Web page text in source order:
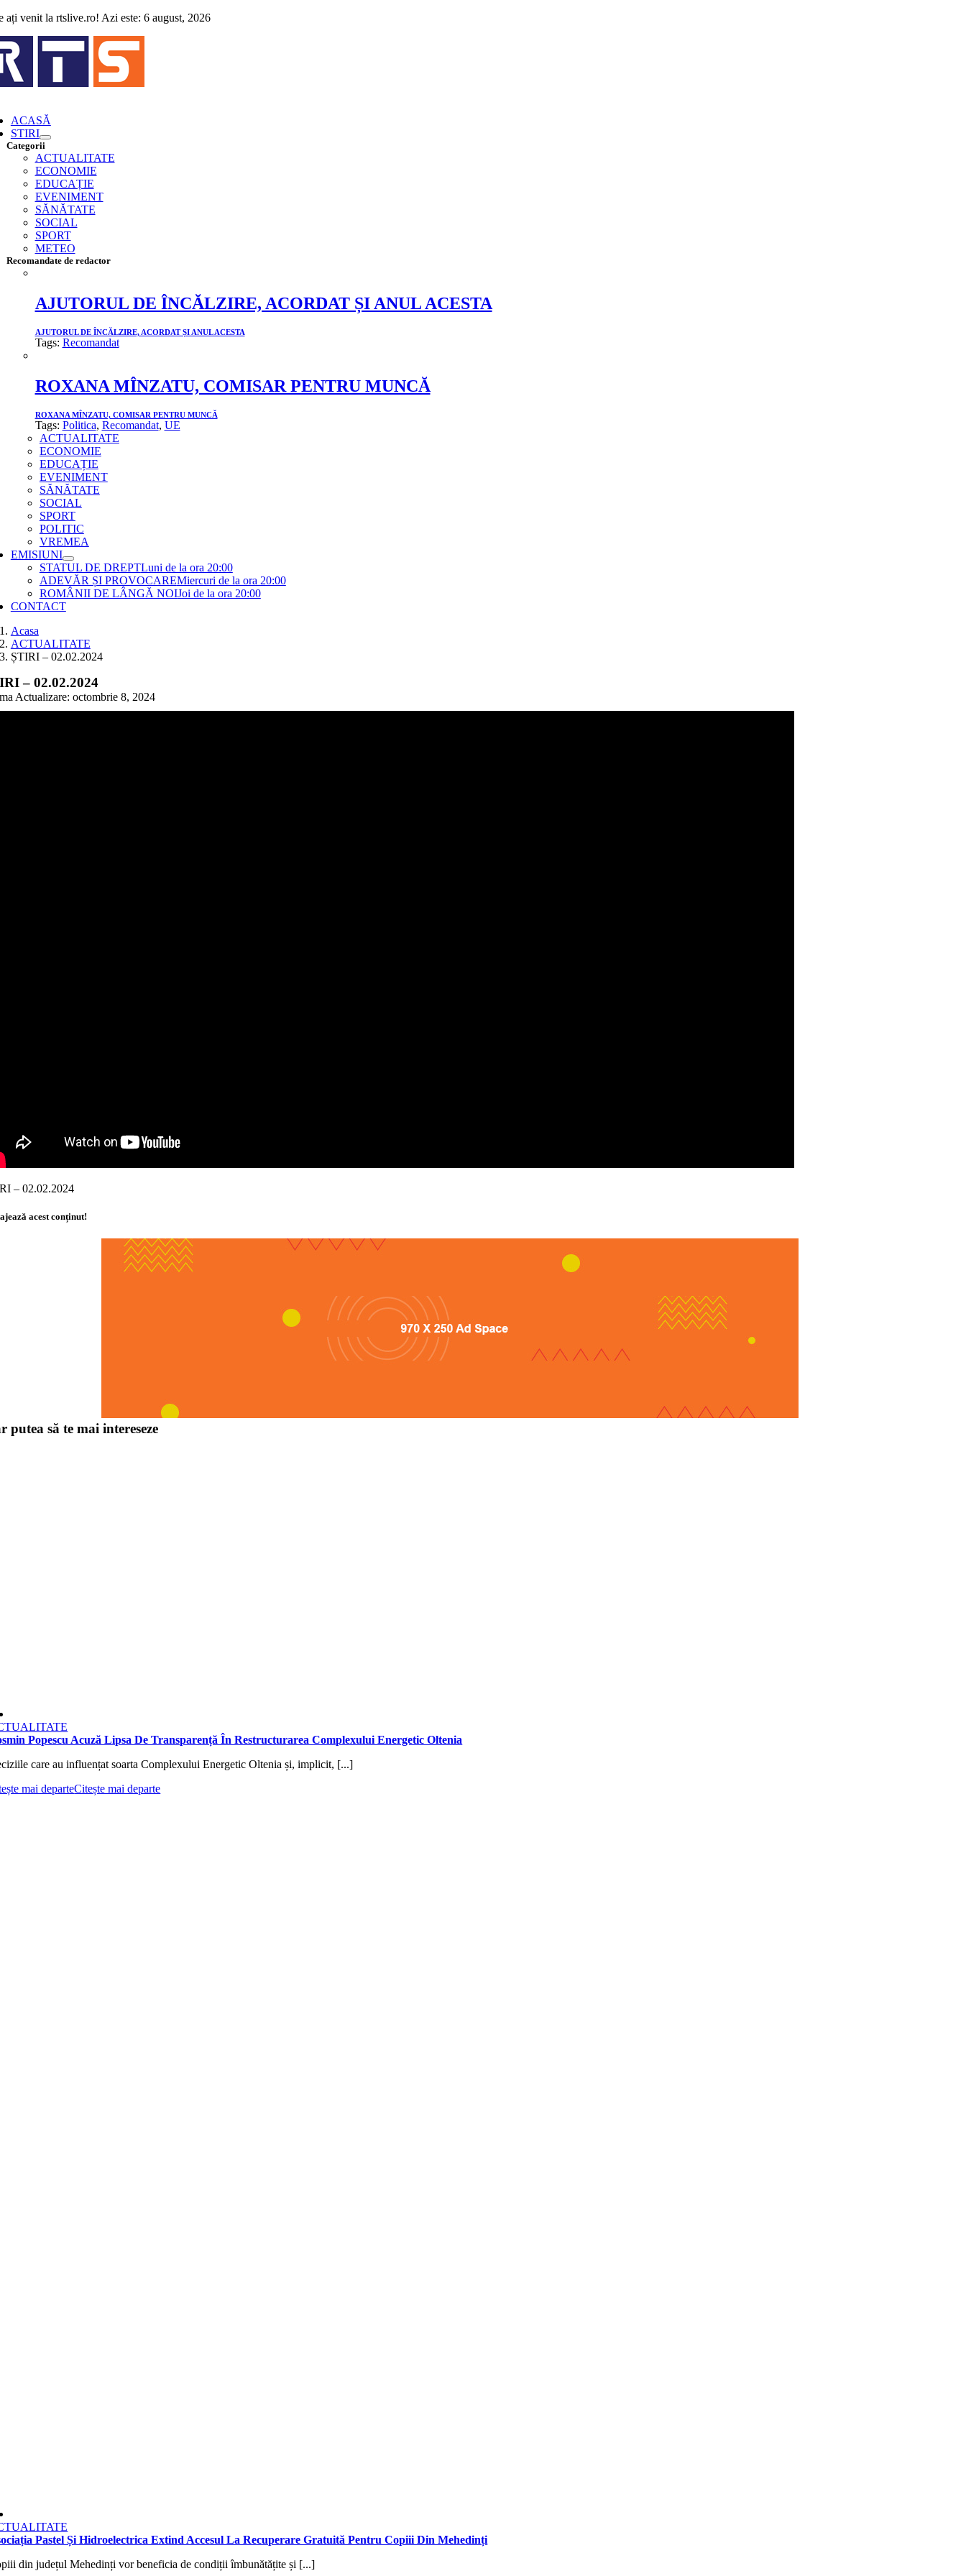
Skip
content
ați venit la rtslive.ro! Azi este: 6 august, 2026
ACASĂ
STIRI
Categorii
ACTUALITATE
ECONOMIE
EDUCAȚIE
EVENIMENT
SĂNĂTATE
SOCIAL
SPORT
METEO
Recomandate de redactor
AJUTORUL DE ÎNCĂLZIRE, ACORDAT ȘI ANUL ACESTA
AJUTORUL DE ÎNCĂLZIRE, ACORDAT ȘI ANUL ACESTA
Tags: Recomandat
ROXANA MÎNZATU, COMISAR PENTRU MUNCĂ
ROXANA MÎNZATU, COMISAR PENTRU MUNCĂ
Tags: Politica, Recomandat, UE
ACTUALITATE
ECONOMIE
EDUCAȚIE
EVENIMENT
SĂNĂTATE
SOCIAL
SPORT
POLITIC
VREMEA
EMISIUNI
STATUL DE DREPTLuni de la ora 20:00
ADEVĂR ȘI PROVOCAREMiercuri de la ora 20:00
ROMÂNII DE LÂNGĂ NOIJoi de la ora 20:00
CONTACT
Acasa
ACTUALITATE
ȘTIRI – 02.02.2024
– 02.02.2024
Actualizare: octombrie 8, 2024
– 02.02.2024
acest conținut!
putea să te mai intereseze
Popescu Acuză Lipsa De Transparență În Restructurarea Complexului Energetic Oltenia
care au influențat soarta Complexului Energetic Oltenia și, implicit, [...]
mai departeCitește mai departe
Pastel Și Hidroelectrica Extind Accesul La Recuperare Gratuită Pentru Copiii Din Mehedinți
din județul Mehedinți vor beneficia de condiții îmbunătățite și [...]